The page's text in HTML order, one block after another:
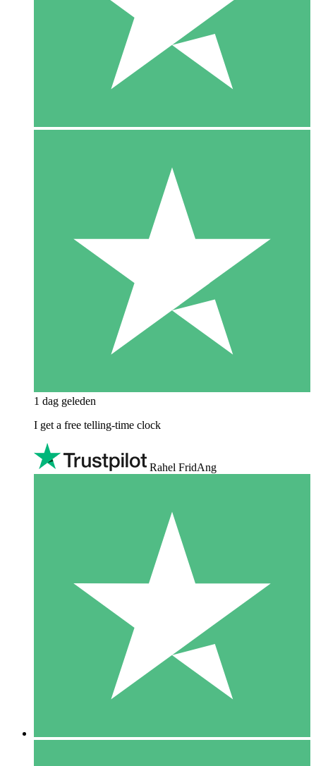
1 dag geleden
I get a free telling-time clock
Rahel FridAng